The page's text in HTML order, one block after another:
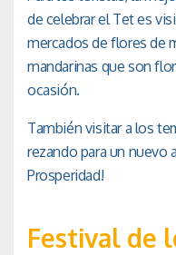
de celebrar el Tet es
mercados de flores de
mandarinas que son
ocasión.
También visitar a los
rezando para un nuevo
Prosperidad!
Festival de